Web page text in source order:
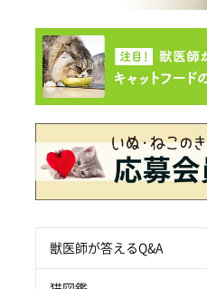
獣医師が答えるQ&A